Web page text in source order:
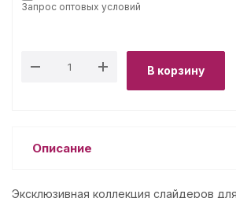
Запрос оптовых условий
В корзину
Описание
Эксклюзивная коллекция слайдеров